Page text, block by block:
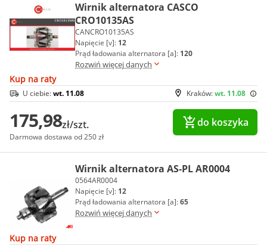
Wirnik alternatora CASCO
CRO10135AS
CANCRO10135AS
Napięcie [v]: 12
Prąd ładowania alternatora [a]: 120
Rozwiń więcej danych
Kup na raty
Kraków:wt. 11.08
U ciebie:wt. 11.08
175,98zł/szt.
Darmowa dostawa od 250 zł
do koszyka
Wirnik alternatora AS-PL AR0004
0564AR0004
Napięcie [v]: 12
Prąd ładowania alternatora [a]:65
Rozwiń więcej danych
Kup na raty